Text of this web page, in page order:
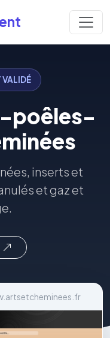
VALIDÉ
poêles-
inserts et
et gaz et